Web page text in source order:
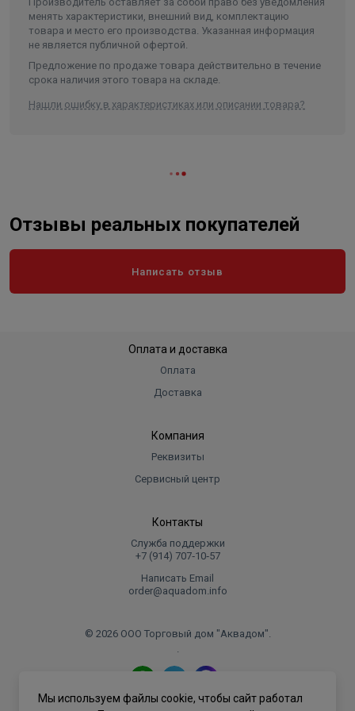
Длина в упаковке, см. 7.900
Ширина в упаковке, см. 5.200
Высота в упаковке, см. 11.800
менять характеристики, внешний вид, комплектацию
товара и место его производства. Указанная информация
не является публичной офертой.
Предложение по продаже товара действительно в течение
срока наличия этого товара на складе.
Нашли ошибку в характеристиках или описании товара?
Отзывы реальных покупателей
Написать отзыв
Оплата и доставка
Оплата
Доставка
Компания
Реквизиты
Сервисный центр
Контакты
Служба поддержки
+7 (914) 707‑10‑57
Написать Email
order@aquadom.info
© 2026 ООО Торговый дом "Аквадом".
.
Политика конфиденциальности
Мы используем файлы cookie, чтобы сайт работал